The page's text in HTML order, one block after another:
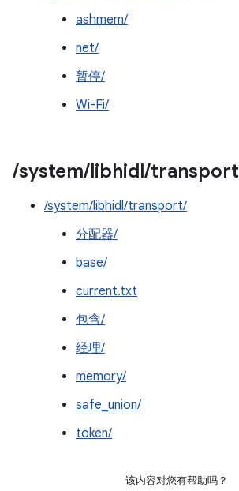
ashmem/
net/
暂停/
Wi-Fi/
/system/libhidl/transport
/system/libhidl/transport/
分配器/
base/
current.txt
包含/
经理/
memory/
safe_union/
token/
该内容对您有帮助吗？